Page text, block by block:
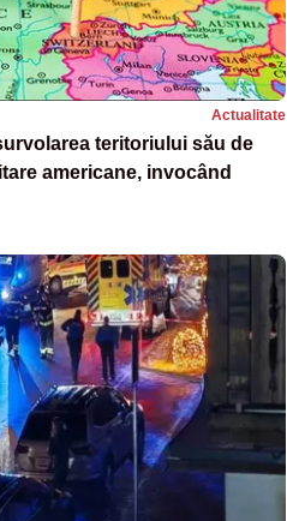
Actualitate
teritoriului său de
americane, invocând